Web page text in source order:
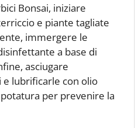
Bonsai, iniziare
e piante tagliate
immergere le
a base di
asciugare
lubrificarle con olio
per prevenire la